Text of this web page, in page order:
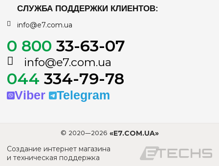
СЛУЖБА ПОДДЕРЖКИ КЛИЕНТОВ:
info@e7.com.ua
0 800 33-63-07
info@e7.com.ua
044 334-79-78
Viber Telegram
© 2020—2026 «E7.COM.UA»
Создание интернет магазина
и техническая поддержка